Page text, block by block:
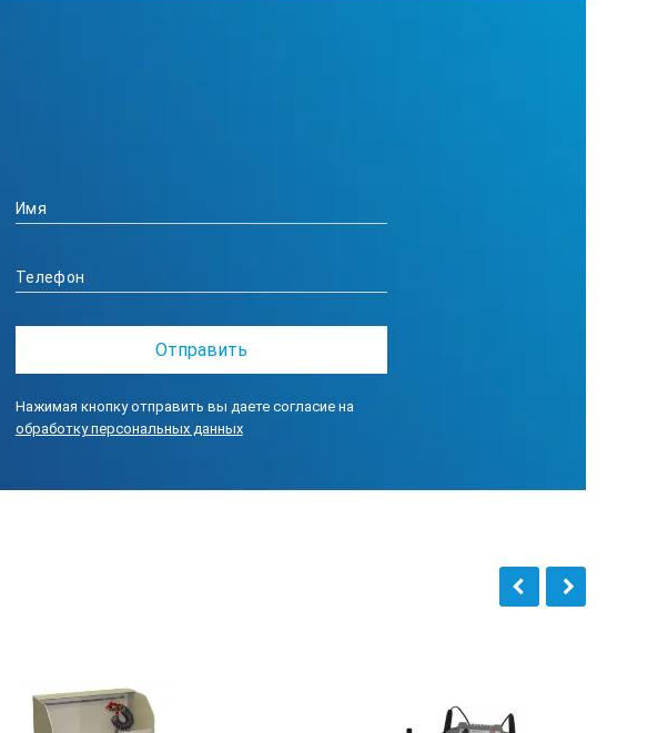
Нажимая кнопку отправить вы даете согласие на
обработку персональных данных